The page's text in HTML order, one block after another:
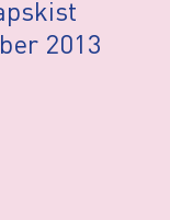
2013